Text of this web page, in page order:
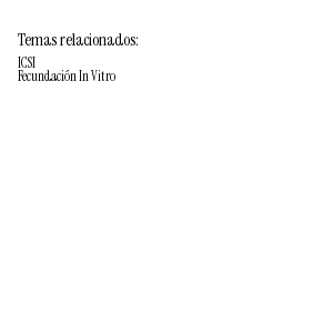
Temas relacionados:
ICSI
Fecundación In Vitro